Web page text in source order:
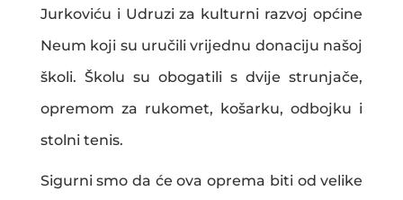
Jurkoviću i Udruzi za kulturni razvoj općine
Neum koji su uručili vrijednu donaciju našoj
školi. Školu su obogatili s dvije strunjače,
opremom za rukomet, košarku, odbojku i
stolni tenis.
Sigurni smo da će ova oprema biti od velike